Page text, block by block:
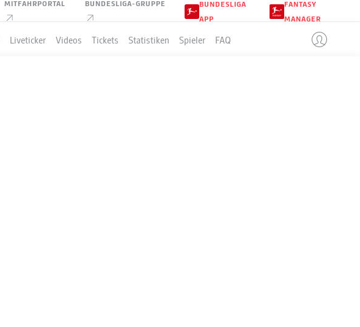
MITFAHRPORTAL BUNDESLIGA-GRUPPE
BUNDESLIGA
APP
FANTASY
MANAGER
Liveticker Videos Tickets Statistiken Spieler FAQ